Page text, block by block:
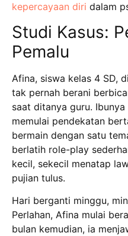
kepercayaan diri dalam
Studi Kasus:
Pemalu
Afina, siswa kelas 4 SD,
tak pernah berani
saat ditanya guru.
memulai pendekatan
bermain dengan satu
berlatih role-play
kecil, sekecil menatap
pujian tulus.
Hari berganti minggu,
Perlahan, Afina mulai
bulan kemudian, ia